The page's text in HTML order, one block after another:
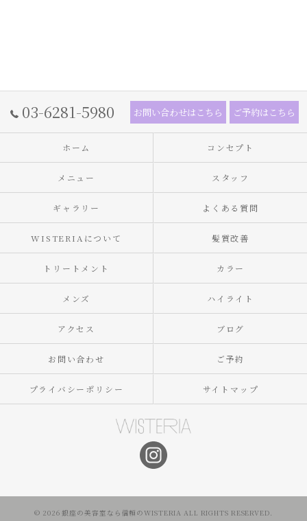
03-6281-5980 お問い合わせはこちら ご予約はこちら
ホーム コンセプト
メニュー スタッフ
ギャラリー よくある質問
WISTERIAについて 髪質改善
トリートメント カラー
メンズ ハイライト
アクセス ブログ
お問い合わせ ご予約
プライバシーポリシー サイトマップ
© 2026 銀座の美容室なら信頼のWISTERIA ALL RIGHTS RESERVED.